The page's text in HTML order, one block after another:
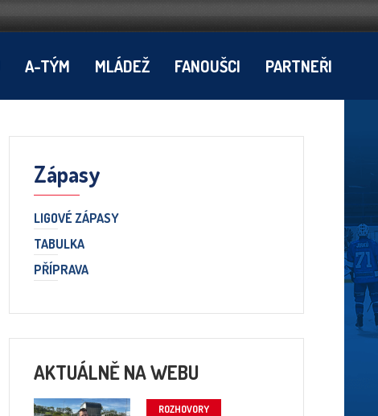
A-TÝM MLÁDEŽ FANOUŠCI PARTNEŘI
Zápasy
LIGOVÉ ZÁPASY
TABULKA
PŘÍPRAVA
AKTUÁLNĚ NA WEBU
ROZHOVORY